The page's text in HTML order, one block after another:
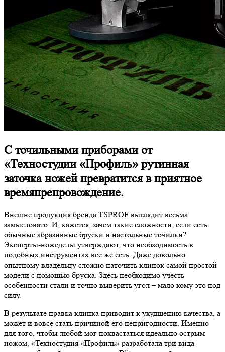
С точильными приборами от
«Техностудии «Профиль» рутинная
заточка ножей превратится в приятное
времяпрепровождение.
Внешне продукция бренда TSPROF выглядит весьма
замысловато. И, кажется, зачем такие сложности, если есть
обычные абразивные бруски и настольные точилки?
Эксперты-ножеделы утверждают, что необходимость в
подобных инструментах все же есть. Даже довольно
опытному владельцу сложно наточить клинок самой простой
модели с помощью бруска. Здесь необходимо учесть
особенности стали и точно выверить угол – мало кому это под
силу.
В результате правка клинка приводит к ухудшению качества, а
может и вовсе стать причиной его непригодности. Именно
для того, чтобы любой мог похвастаться идеально острым
ножом, «Техностудия «Профиль» разработала три вида